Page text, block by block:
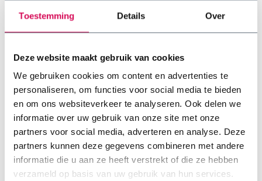
Toestemming Details Over
Deze website maakt gebruik van cookies
We gebruiken cookies om content en advertenties te
personaliseren, om functies voor social media te bieden
en om ons websiteverkeer te analyseren. Ook delen we
informatie over uw gebruik van onze site met onze
partners voor social media, adverteren en analyse. Deze
partners kunnen deze gegevens combineren met andere
informatie die u aan ze heeft verstrekt of die ze hebben
verzameld op basis van uw gebruik van hun services.
Incl. onderdoek,
✓ Waterbergend vermogen
van 20l/m2 ✓ Geschikt voor
€58,65
1